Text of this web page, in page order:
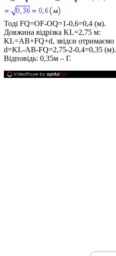
Тоді FQ=OF-OQ=1-0,6=0,4 (м).
Довжина відрізка KL=2,75 м:
KL=AB+FQ+d, звідси отримаємо
d=KL-AB-FQ=2,75-2-0,4=0,35 (м).
Відповідь: 0,35м – Г.